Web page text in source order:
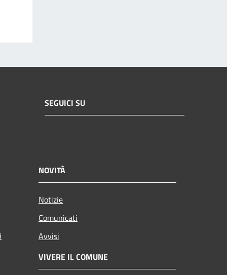
SEGUICI SU
NOVITÀ
Notizie
Comunicati
Avvisi
VIVERE IL COMUNE